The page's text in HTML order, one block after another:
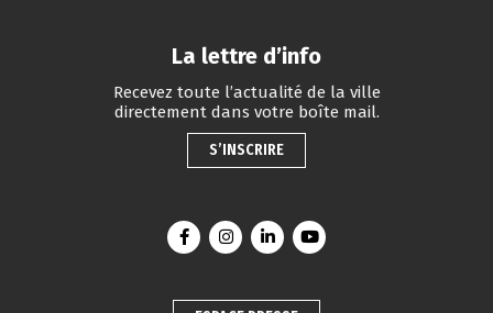
La lettre d’info
Recevez toute l’actualité de la ville
directement dans votre boîte mail.
S’INSCRIRE
Lien vers le compte Facebook
Lien vers le compte Instagram
Lien vers le compte Linkedin
Lien vers la chaîne